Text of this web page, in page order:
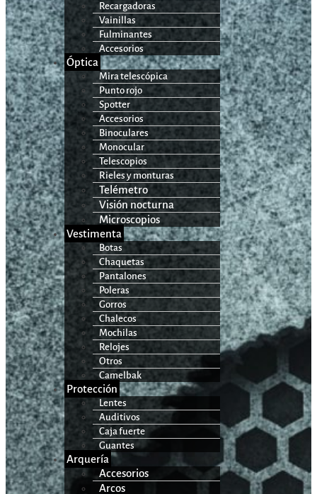
Recargadoras
Vainillas
Fulminantes
Accesorios
Óptica
Mira telescópica
Punto rojo
Spotter
Accesorios
Binoculares
Monocular
Telescopios
Rieles y monturas
Telémetro
Visión nocturna
Microscopios
Vestimenta
Botas
Chaquetas
Pantalones
Poleras
Gorros
Chalecos
Mochilas
Relojes
Otros
Camelbak
Protección
Lentes
Auditivos
Caja fuerte
Guantes
Arquería
Accesorios
Arcos